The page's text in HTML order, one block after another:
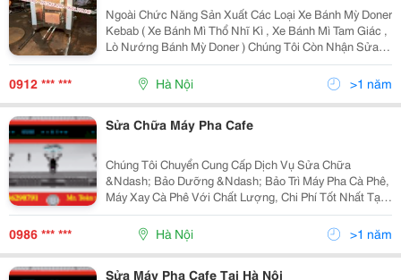
Ngoài Chức Năng Sản Xuất Các Loại Xe Bánh Mỳ Doner
Kebab ( Xe Bánh Mì Thổ Nhĩ Kì , Xe Bánh Mì Tam Giác ,
Lò Nướng Bánh Mỳ Doner ) Chúng Tôi Còn Nhận Sửa
Chữa, Bảo Dưỡng Các Loại Xe Bánh Mì - Lò Nướng .
Trong Quá Trình Hoạt Động Xe Và Lò Đốt Xảy Ra Nh
0912 *** *** Hà Nội >1 năm
Sửa Chữa Máy Pha Cafe
Chúng Tôi Chuyển Cung Cấp Dịch Vụ Sửa Chữa
&Ndash; Bảo Dưỡng &Ndash; Bảo Trì Máy Pha Cà Phê,
Máy Xay Cà Phê Với Chất Lượng, Chi Phí Tốt Nhất Tại
Hà Nội Và Các Tỉnh Phía Bắc. Chúng Tôi Bán Và Cho
Thuê Tất Cả Các Loại Máy Pha Cà Phê Tại Hà Nội. Hãy
0986 *** *** Hà Nội >1 năm
Sửa Máy Pha Cafe Tại Hà Nội